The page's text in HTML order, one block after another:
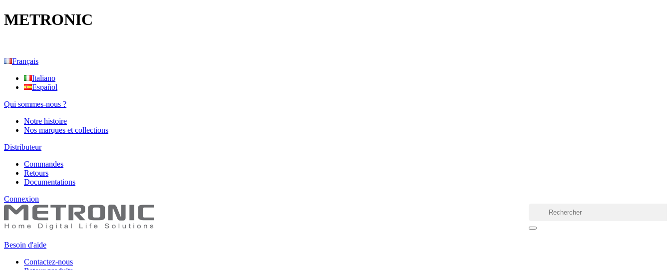
METRONIC
Français
Italiano
Español
Qui sommes-nous ?
Notre histoire
Nos marques et collections
Distributeur
Commandes
Retours
Documentations
Connexion
Besoin d'aide
Contactez-nous